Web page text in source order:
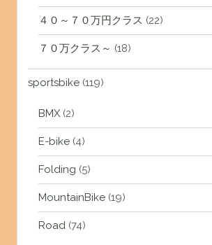
４０～７０万円クラス (22)
７０万クラス～ (18)
sportsbike(119)
BMX(2)
E-bike(4)
Folding (5)
MountainBike(19)
Road(74)